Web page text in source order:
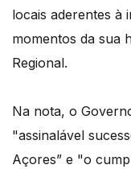
locais aderentes à
momentos da sua
Regional.
Na nota, o
"assinalável
Açores” e "o